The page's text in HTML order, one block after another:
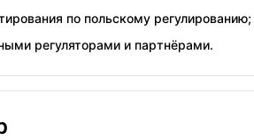
по польскому регулированию;
регуляторами и партнёрами.